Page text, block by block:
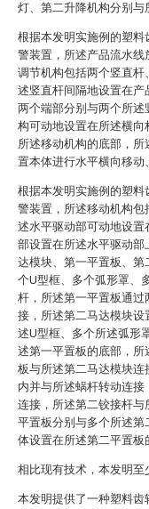
灯、第二升降机构分别与
根据本发明实施例的塑
警装置，所述产品流水
调节机构包括两个竖直
述竖直杆间隔地设置在
两个端部分别与两个所
构可动地设置在所述横
所述移动机构的底部，
置本体进行水平横向移动
根据本发明实施例的塑
警装置，所述移动机构
述水平驱动部可动地设
部设置在所述水平驱动
达模块、第一平置板、
个U型框、多个弧形罩、
杆，所述第一平置板通
接，所述第二马达模块
述U型框、多个所述弧形
述第一平置板的底部，
板与所述第二马达模块
内并与所述蜗杆转动连
连接，所述第二铰接杆
平置板分别与多个所述
体设置在所述第二平置板
相比现有技术，本发明至
本发明提供了一种塑料